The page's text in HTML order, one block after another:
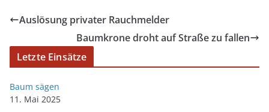
Auslösung privater Rauchmelder
Baumkrone droht auf Straße zu fallen
Letzte Einsätze
Baum sägen
11. Mai 2025